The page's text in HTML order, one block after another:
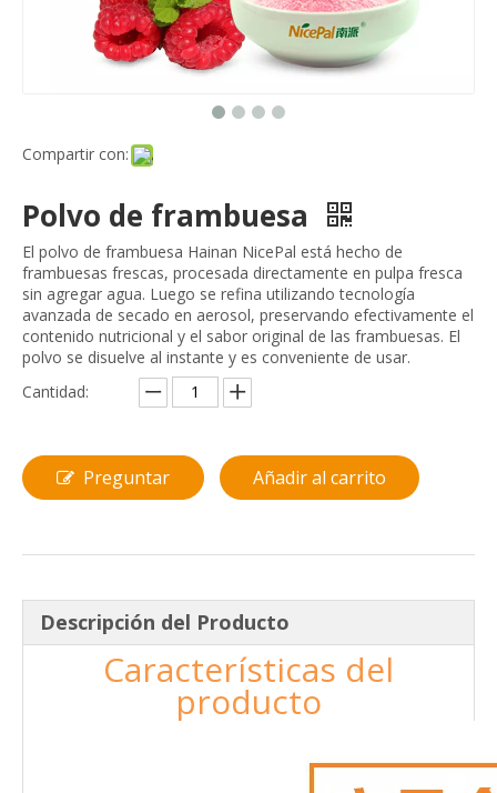
Compartir con:
Polvo de frambuesa
El polvo de frambuesa Hainan NicePal está hecho de
frambuesas frescas, procesada directamente en pulpa fresca
sin agregar agua. Luego se refina utilizando tecnología
avanzada de secado en aerosol, preservando efectivamente el
contenido nutricional y el sabor original de las frambuesas. El
polvo se disuelve al instante y es conveniente de usar.
Cantidad:
Preguntar Añadir al carrito
Descripción del Producto
Características del
producto